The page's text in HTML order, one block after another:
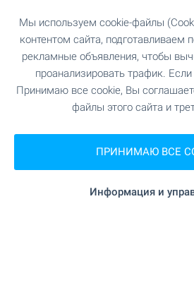
г. Банско 2770, ул. Никола
+359 882 817 461
bansko@bulgarianproperties.com
ОФИС ДУПНИЦА
г. Дупница, ул. Княз Борис I, №1,
Мы используем cookie-файлы
контентом сайта, подготавливаем
рекламные объявления, чтобы
проанализировать трафик.
Принимаю все cookie, Вы
файлы этого сайта и
ПРИНИМАЮ ВСЕ
Информация и